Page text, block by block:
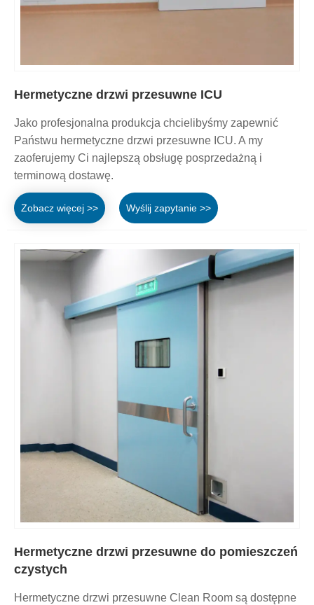
Hermetyczne drzwi przesuwne ICU
Jako profesjonalna produkcja chcielibyśmy zapewnić
Państwu hermetyczne drzwi przesuwne ICU. A my
zaoferujemy Ci najlepszą obsługę posprzedażną i
terminową dostawę.
Zobacz więcej >> Wyślij zapytanie >>
Hermetyczne drzwi przesuwne do pomieszczeń
czystych
Hermetyczne drzwi przesuwne Clean Room są dostępne